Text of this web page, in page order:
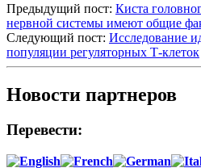
Предыдущий пост: Киста
нервной системы имеют общие
Следующий пост: Исследование
популяции регуляторных Т-клеток
Новости партнеров
Перевести: